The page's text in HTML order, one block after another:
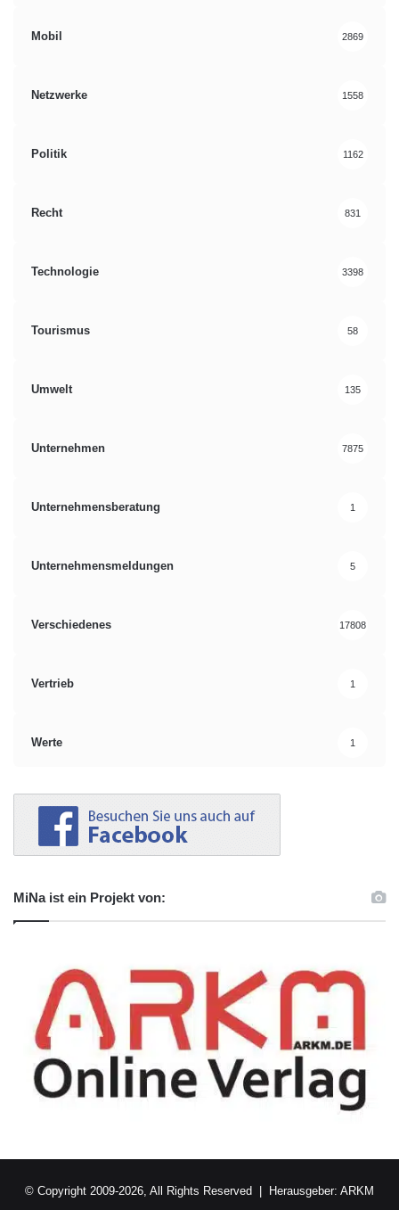
Mobil 2869
Netzwerke 1558
Politik 1162
Recht 831
Technologie 3398
Tourismus 58
Umwelt 135
Unternehmen 7875
Unternehmensberatung 1
Unternehmensmeldungen 5
Verschiedenes 17808
Vertrieb 1
Werte 1
MiNa ist ein Projekt von:
© Copyright 2009-2026, All Rights Reserved | Herausgeber: ARKM